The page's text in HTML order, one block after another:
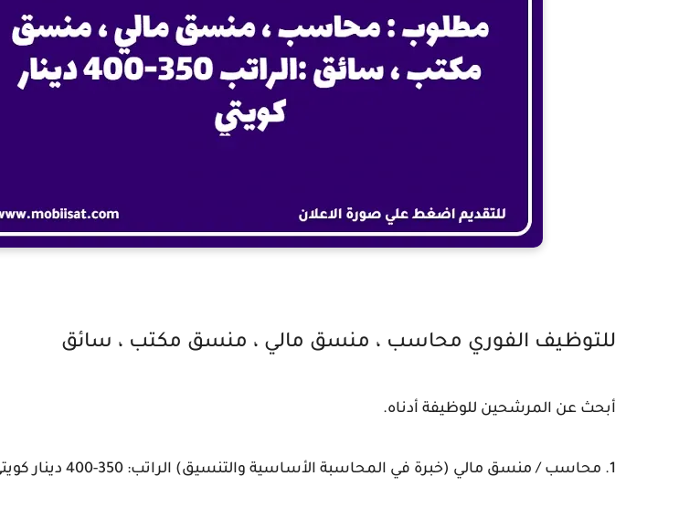
للتوظيف الفوري محاسب ، منسق مالي ، منسق مكتب ، سائق
أبحث عن المرشحين للوظيفة أدناه.
1. محاسب / منسق مالي (خبرة في المحاسبة الأساسية والتنسيق) الراتب: 350-400 دينار كويتي